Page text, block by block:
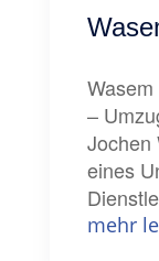
–
Jochen
eines
mehr